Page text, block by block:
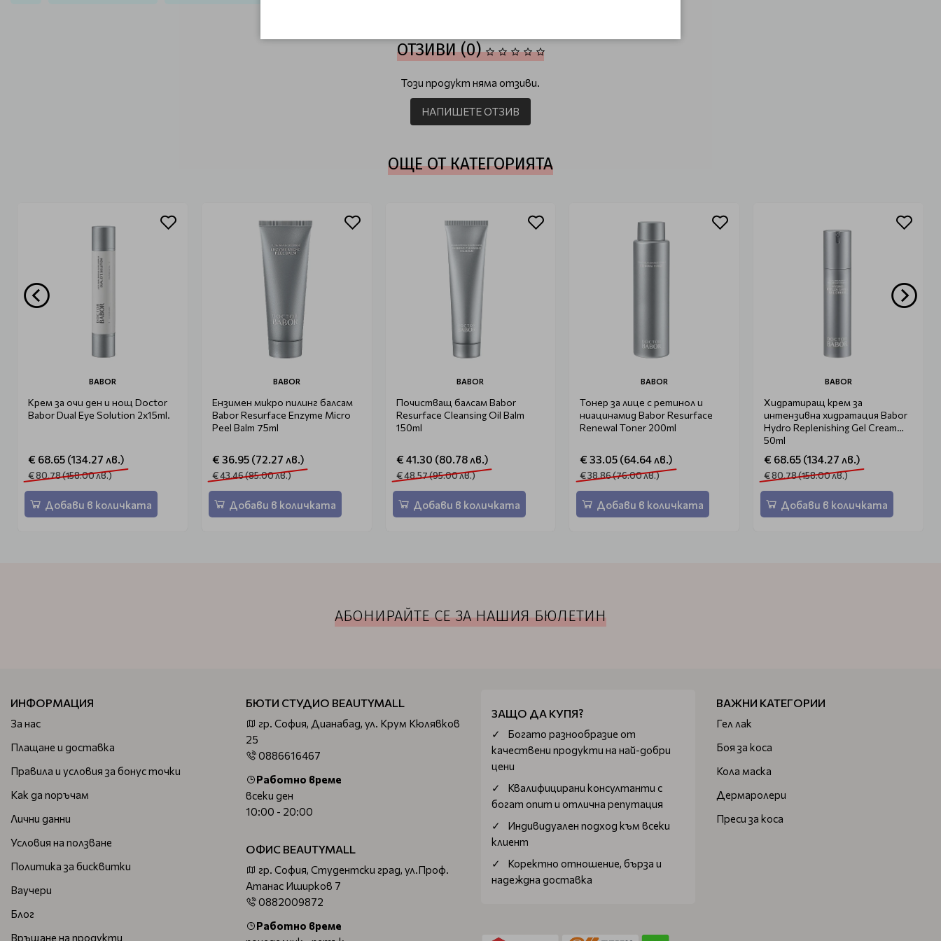
ОТЗИВИ (0)
Този продукт няма отзиви.
НАПИШЕТЕ ОТЗИВ
ОЩЕ ОТ КАТЕГОРИЯТА
BABOR
Крем за очи ден и нощ Doctor
Babor Dual Eye Solution 2x15ml.
€ 68.65 (134.27 лв.)
€ 80.78 (158.00 лв.)
Добави в количката
BABOR
Ензимен микро пилинг балсам
Babor Resurface Enzyme Micro
Peel Balm 75ml
€ 36.95 (72.27 лв.)
€ 43.46 (85.00 лв.)
Добави в количката
BABOR
Почистващ балсам Babor
Resurface Cleansing Oil Balm
150ml
€ 41.30 (80.78 лв.)
€ 48.57 (95.00 лв.)
Добави в количката
BABOR
Тонер за лице с ретинол и
ниацинамид Babor Resurface
Renewal Toner 200ml
€ 33.05 (64.64 лв.)
€ 38.86 (76.00 лв.)
Добави в количката
BABOR
Хидратиращ крем за
интензивна хидратация Babor
Hydro Replenishing Gel Cream
50ml
€ 68.65 (134.27 лв.)
€ 80.78 (158.00 лв.)
Добави в количката
АБОНИРАЙТЕ СЕ ЗА НАШИЯ БЮЛЕТИН
ИНФОРМАЦИЯ
За нас
Плащане и доставка
Правила и условия за бонус точки
Как да поръчам
Лични данни
Условия на ползване
Политика за бисквитки
Ваучери
Блог
Връщане на продукти
БЮТИ СТУДИО BEAUTYMALL
гр. София, Дианабад, ул. Крум Кюлявков
25
0886616467
Работно време
всеки ден
10:00 - 20:00
ОФИС BEAUTYMALL
гр. София, Студентски град, ул.Проф.
Атанас Иширков 7
0882009872
Работно време
ЗАЩО ДА КУПЯ?
Богатo разнообразие от
качествени продукти на най-добри
цени
Квалифицирани консултанти с
богат опит и отлична репутация
Индивидуален подход към всеки
клиент
Коректно отношение, бърза и
надеждна доставка
ВАЖНИ КАТЕГОРИИ
Гел лак
Боя за коса
Кола маска
Дермаролери
Преси за коса